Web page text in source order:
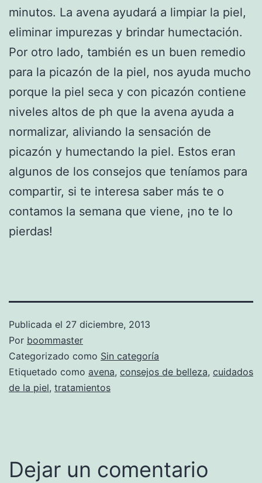
minutos. La avena ayudará a limpiar la piel,
eliminar impurezas y brindar humectación.
Por otro lado, también es un buen remedio
para la picazón de la piel, nos ayuda mucho
porque la piel seca y con picazón contiene
niveles altos de ph que la avena ayuda a
normalizar, aliviando la sensación de
picazón y humectando la piel. Estos eran
algunos de los consejos que teníamos para
compartir, si te interesa saber más te o
contamos la semana que viene, ¡no te lo
pierdas!
Publicada el 27 diciembre, 2013
Por boommaster
Categorizado como Sin categoría
Etiquetado como avena, consejos de belleza, cuidados
de la piel, tratamientos
Dejar un comentario